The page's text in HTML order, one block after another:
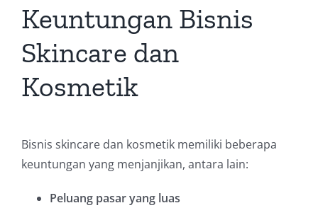
Keuntungan Bisnis
Skincare dan
Kosmetik
Bisnis skincare dan kosmetik memiliki beberapa
keuntungan yang menjanjikan, antara lain:
Peluang pasar yang luas